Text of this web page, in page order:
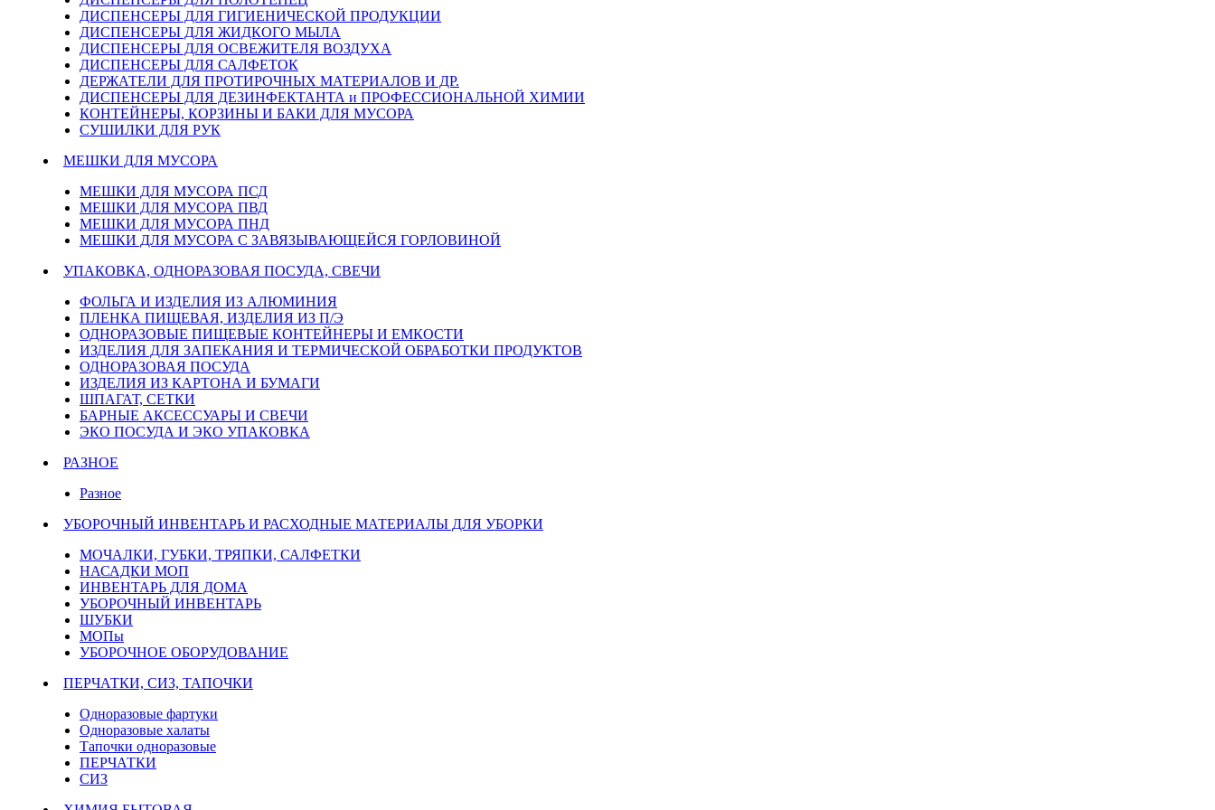
ДИСПЕНСЕРЫ ДЛЯ ГИГИЕНИЧЕСКОЙ ПРОДУКЦИИ
ДИСПЕНСЕРЫ ДЛЯ ЖИДКОГО МЫЛА
ДИСПЕНСЕРЫ ДЛЯ ОСВЕЖИТЕЛЯ ВОЗДУХА
ДИСПЕНСЕРЫ ДЛЯ САЛФЕТОК
ДЕРЖАТЕЛИ ДЛЯ ПРОТИРОЧНЫХ МАТЕРИАЛОВ И ДР.
ДИСПЕНСЕРЫ ДЛЯ ДЕЗИНФЕКТАНТА и ПРОФЕССИОНАЛЬНОЙ ХИМИИ
КОНТЕЙНЕРЫ, КОРЗИНЫ И БАКИ ДЛЯ МУСОРА
СУШИЛКИ ДЛЯ РУК
МЕШКИ ДЛЯ МУСОРА
МЕШКИ ДЛЯ МУСОРА ПСД
МЕШКИ ДЛЯ МУСОРА ПВД
МЕШКИ ДЛЯ МУСОРА ПНД
МЕШКИ ДЛЯ МУСОРА С ЗАВЯЗЫВАЮЩЕЙСЯ ГОРЛОВИНОЙ
УПАКОВКА, ОДНОРАЗОВАЯ ПОСУДА, СВЕЧИ
ФОЛЬГА И ИЗДЕЛИЯ ИЗ АЛЮМИНИЯ
ПЛЕНКА ПИЩЕВАЯ, ИЗДЕЛИЯ ИЗ П/Э
ОДНОРАЗОВЫЕ ПИЩЕВЫЕ КОНТЕЙНЕРЫ И ЕМКОСТИ
ИЗДЕЛИЯ ДЛЯ ЗАПЕКАНИЯ И ТЕРМИЧЕСКОЙ ОБРАБОТКИ ПРОДУКТОВ
ОДНОРАЗОВАЯ ПОСУДА
ИЗДЕЛИЯ ИЗ КАРТОНА И БУМАГИ
ШПАГАТ, СЕТКИ
БАРНЫЕ АКСЕССУАРЫ И СВЕЧИ
ЭКО ПОСУДА И ЭКО УПАКОВКА
РАЗНОЕ
Разное
УБОРОЧНЫЙ ИНВЕНТАРЬ И РАСХОДНЫЕ МАТЕРИАЛЫ ДЛЯ УБОРКИ
МОЧАЛКИ, ГУБКИ, ТРЯПКИ, САЛФЕТКИ
НАСАДКИ МОП
ИНВЕНТАРЬ ДЛЯ ДОМА
УБОРОЧНЫЙ ИНВЕНТАРЬ
ШУБКИ
МОПы
УБОРОЧНОЕ ОБОРУДОВАНИЕ
ПЕРЧАТКИ, СИЗ, ТАПОЧКИ
Одноразовые фартуки
Одноразовые халаты
Тапочки одноразовые
ПЕРЧАТКИ
СИЗ